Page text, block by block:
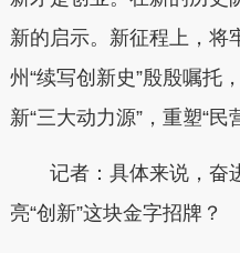
新的启示。新征程上，将
州“续写创新史”殷殷嘱托
新“三大动力源”，重塑“民
记者：具体来说，奋
亮“创新”这块金字招牌？